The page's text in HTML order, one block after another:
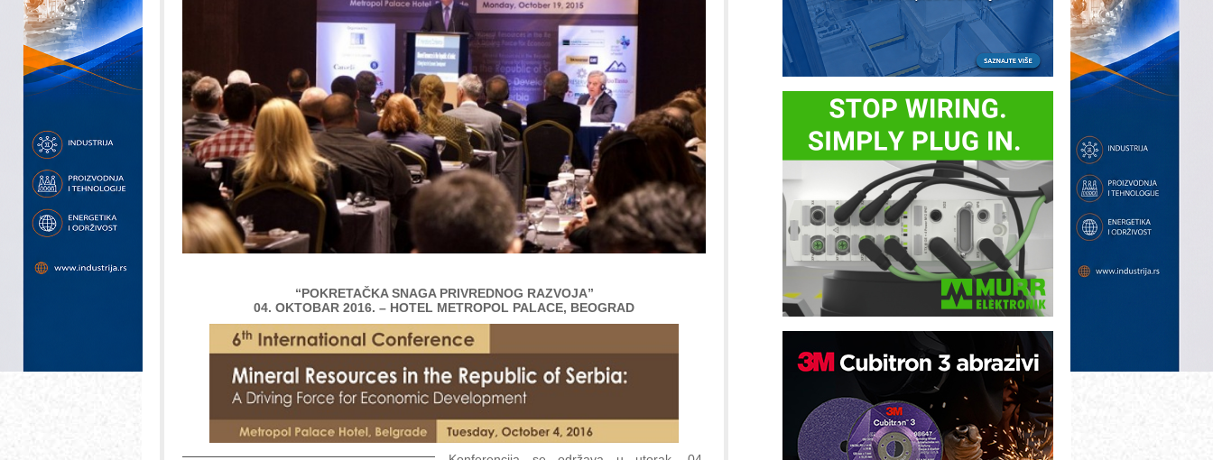
“POKRETAČKA SNAGA PRIVREDNOG RAZVOJA”
04. OKTOBAR 2016. – HOTEL METROPOL PALACE, BEOGRAD
Potpuna efikasnost bez složenih
sistema
Trajna oznaka kao dugoročna korist